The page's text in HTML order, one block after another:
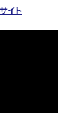
イト